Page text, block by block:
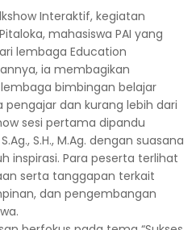
Interaktif, kegiatan
mahasiswa PAI yang
lembaga Education
ia membagikan
bimbingan belajar
pengajar dan kurang lebih dari
sesi pertama dipandu
S.H., M.Ag. dengan suasana
inspirasi. Para peserta terlihat
serta tanggapan terkait
dan pengembangan